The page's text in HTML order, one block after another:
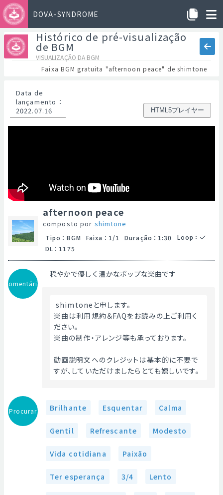
DOVA-SYNDROME
Histórico de pré-visualização
de BGM
VISUALIZAÇÃO DA BGM
Faixa BGM gratuita "afternoon peace" de shimtone
Data de
lançamento ：
2022.07.16
HTML5プレイヤー
afternoon peace
composto por shimtone
Tipo ： BGM Faixa ： 1/1 Duração ： 1:30 Loop ：
DL ： 1175
Comentário
穏やかで優しく温かなポップな楽曲です
shimtoneと申します。
楽曲は利用規約＆FAQをお読みの上ご利用く
ださい。
楽曲の制作・アレンジ等も承っております。
動画説明文へのクレジットは基本的に不要で
すが、していただけましたらとても嬉しいです。
Procurar Brilhante Esquentar Calma
Gentil Refrescante Modesto
Vida cotidiana Paixão
Ter esperança 3/4 Lento